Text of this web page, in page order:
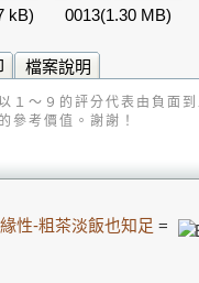
kB) 0013(1.30 MB)
檔案說明
１～９的評分代表由負面
參考價值。謝謝！
性-粗茶淡飯也知足 =